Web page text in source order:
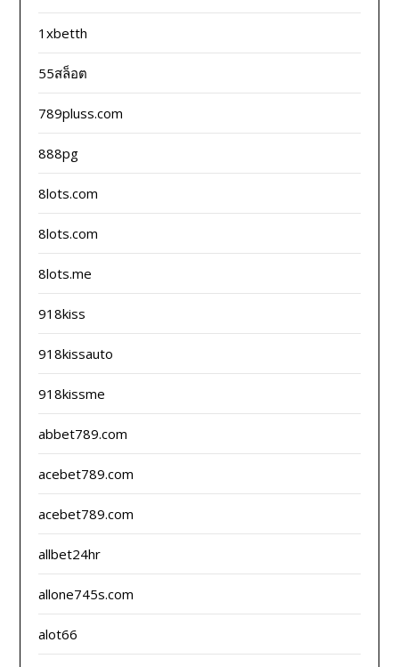
1xbetth
55สล็อต
789pluss.com
888pg
8lots.com
8lots.com
8lots.me
918kiss
918kissauto
918kissme
abbet789.com
acebet789.com
acebet789.com
allbet24hr
allone745s.com
alot66